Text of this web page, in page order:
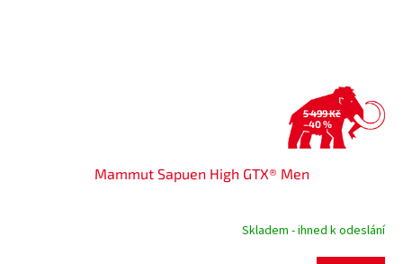
5 499 Kč
–40 %
Mammut Sapuen High GTX® Men
Skladem - ihned k odeslání